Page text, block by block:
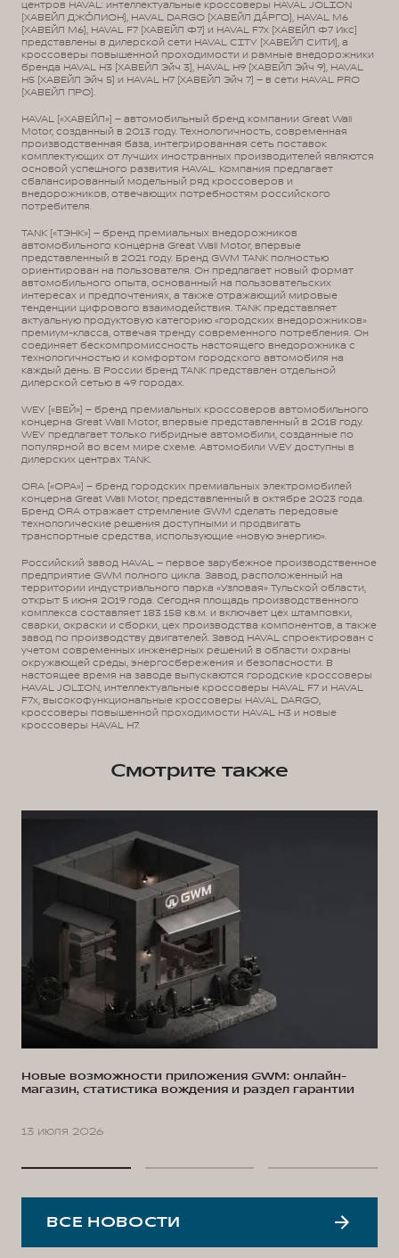
центров HAVAL: интеллектуальные кроссоверы HAVAL JOLION
(ХАВЕЙЛ ДЖО́ЛИОН), HAVAL DARGO (ХАВЕЙЛ ДА́РГО), HAVAL М6
(ХАВЕЙЛ M6), HAVAL F7 (ХАВЕЙЛ Ф7) и HAVAL F7x (ХАВЕЙЛ Ф7 Икс)
представлены в дилерской сети HAVAL CITY (ХАВЕЙЛ СИТИ), а
кроссоверы повышенной проходимости и рамные внедорожники
бренда HAVAL H3 (ХАВЕЙЛ Эйч 3), HAVAL H9 (ХАВЕЙЛ Эйч 9), HAVAL
H5 (ХАВЕЙЛ Эйч 5) и HAVAL H7 (ХАВЕЙЛ Эйч 7) – в сети HAVAL PRO
(ХАВЕЙЛ ПРО).
HAVAL («ХАВЕЙЛ») – автомобильный бренд компании Great Wall
Motor, созданный в 2013 году. Технологичность, современная
производственная база, интегрированная сеть поставок
комплектующих от лучших иностранных производителей являются
основой успешного развития HAVAL. Компания предлагает
сбалансированный модельный ряд кроссоверов и
внедорожников, отвечающих потребностям российского
потребителя.
TANK («ТЭНК») – бренд премиальных внедорожников
автомобильного концерна Great Wall Motor, впервые
представленный в 2021 году. Бренд GWM TANK полностью
ориентирован на пользователя. Он предлагает новый формат
автомобильного опыта, основанный на пользовательских
интересах и предпочтениях, а также отражающий мировые
тенденции цифрового взаимодействия. TANK представляет
актуальную продуктовую категорию «городских внедорожников»
премиум-класса, отвечая тренду современного потребления. Он
соединяет бескомпромиссность настоящего внедорожника с
технологичностью и комфортом городского автомобиля на
каждый день. В России бренд TANK представлен отдельной
дилерской сетью в 49 городах.
WEY («ВЕЙ») – бренд премиальных кроссоверов автомобильного
концерна Great Wall Motor, впервые представленный в 2018 году.
WEY предлагает только гибридные автомобили, созданные по
популярной во всем мире схеме. Автомобили WEY доступны в
дилерских центрах TANK.
ORA («ОРА») – бренд городских премиальных электромобилей
концерна Great Wall Motor, представленный в октябре 2023 года.
Бренд ORA отражает стремление GWM сделать передовые
технологические решения доступными и продвигать
транспортные средства, использующие «новую энергию».
Российский завод HAVAL – первое зарубежное производственное
предприятие GWM полного цикла. Завод, расположенный на
территории индустриального парка «Узловая» Тульской области,
открыт 5 июня 2019 года. Сегодня площадь производственного
комплекса составляет 183 158 кв.м. и включает цех штамповки,
сварки, окраски и сборки, цех производства компонентов, а также
завод по производству двигателей. Завод HAVAL спроектирован с
учетом современных инженерных решений в области охраны
окружающей среды, энергосбережения и безопасности. В
настоящее время на заводе выпускаются городские кроссоверы
HAVAL JOLION, интеллектуальные кроссоверы HAVAL F7 и HAVAL
F7x, высокофункциональные кроссоверы HAVAL DARGO,
кроссоверы повышенной проходимости HAVAL H3 и новые
кроссоверы HAVAL H7.
Смотрите также
Новые возможности приложения GWM: онлайн-
магазин, статистика вождения и раздел гарантии
13 июля 2026
ВСЕ НОВОСТИ